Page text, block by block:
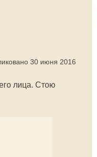
30 июня 2016
лица. Стою